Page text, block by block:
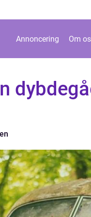
Annoncering Om os